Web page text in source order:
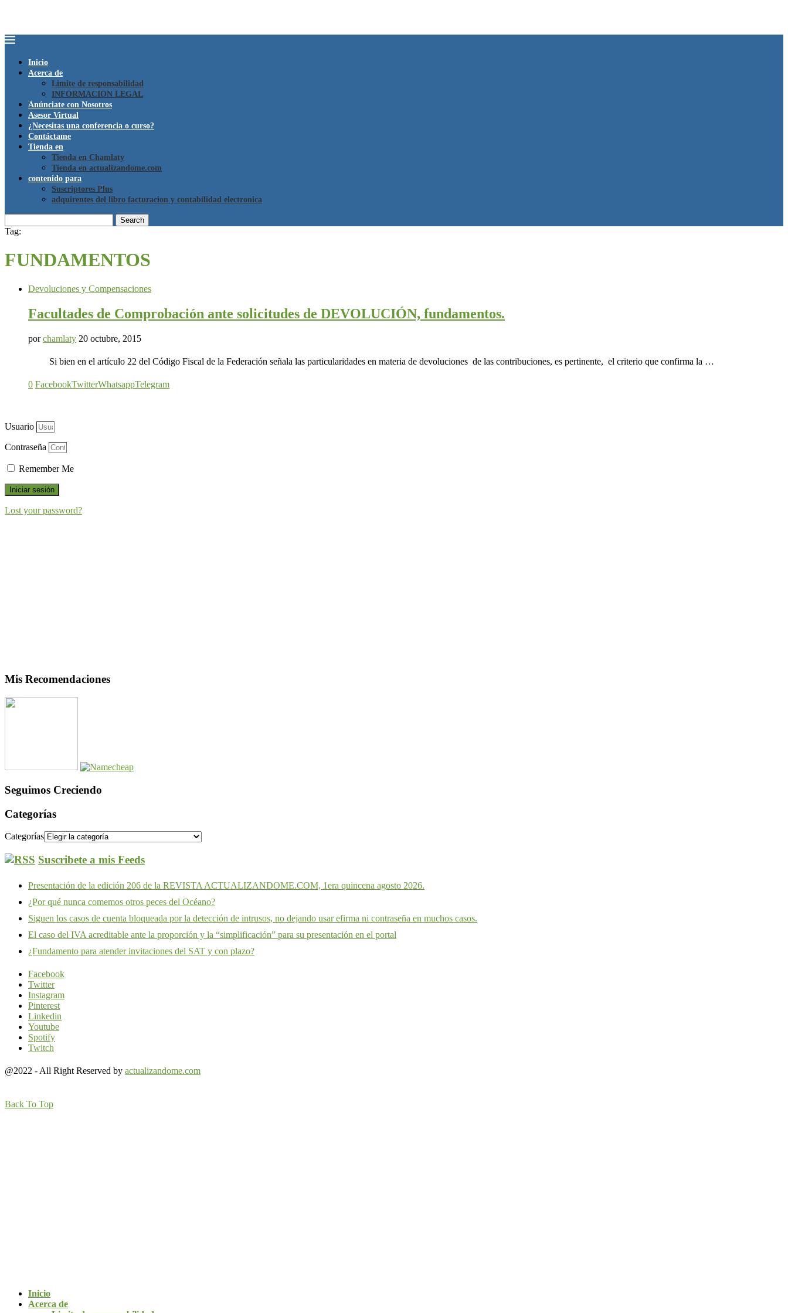
Inicio
Acerca de
Limite de responsabilidad
INFORMACION LEGAL
Anúnciate con Nosotros
Asesor Virtual
¿Necesitas una conferencia o curso?
Contáctame
Tienda en
Tienda en Chamlaty
Tienda en actualizandome.com
contenido para
Suscriptores Plus
adquirentes del libro facturacion y contabilidad electronica
Search
Tag:
FUNDAMENTOS
Devoluciones y Compensaciones
Facultades de Comprobación ante solicitudes de DEVOLUCIÓN, fundamentos.
porchamlaty 20 octubre, 2015
Si bien en el artículo 22 del Código Fiscal de la Federación señala las particularidades en materia de devoluciones de las contribuciones, es pertinente, el criterio que confirma la …
0 FacebookTwitterWhatsappTelegram
Usuario
Contraseña
Remember Me
Iniciar sesión
Lost your password?
Mis Recomendaciones
Seguimos Creciendo
Categorías
Categorías
Suscribete a mis Feeds
Presentación de la edición 206 de la REVISTA ACTUALIZANDOME.COM, 1era quincena agosto 2026.
¿Por qué nunca comemos otros peces del Océano?
Siguen los casos de cuenta bloqueada por la detección de intrusos, no dejando usar efirma ni contraseña en muchos casos.
El caso del IVA acreditable ante la proporción y la “simplificación” para su presentación en el portal
¿Fundamento para atender invitaciones del SAT y con plazo?
Facebook
Twitter
Instagram
Pinterest
Linkedin
Youtube
Spotify
Twitch
@2022 - All Right Reserved by actualizandome.com
Back To Top
Inicio
Acerca de